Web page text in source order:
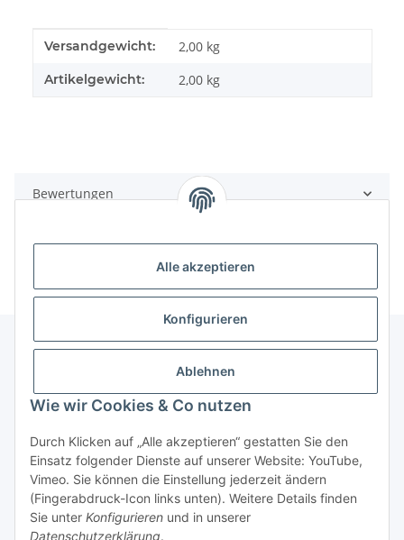
Alle akzeptieren
Konfigurieren
Ablehnen
Wie wir Cookies & Co nutzen
Durch Klicken auf „Alle akzeptieren“ gestatten Sie den
Einsatz folgender Dienste auf unserer Website: YouTube,
Vimeo. Sie können die Einstellung jederzeit ändern
(Fingerabdruck-Icon links unten). Weitere Details finden
Sie unter Konfigurieren und in unserer
Datenschutzerklärung.
Produkteigenschaft
Wert
Versandgewicht: 2,00 kg
Artikelgewicht: 2,00 kg
Bewertungen